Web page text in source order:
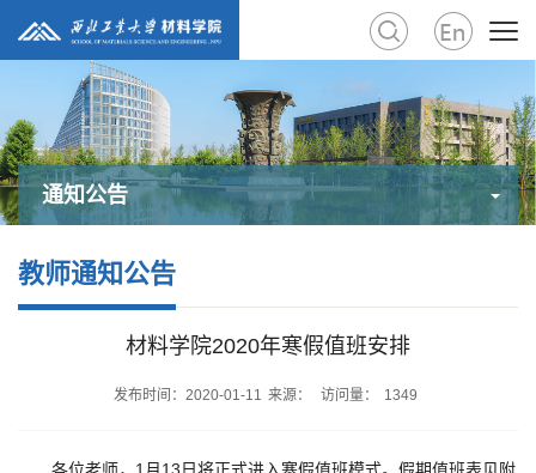
通知公告
教师通知公告
材料学院2020年寒假值班安排
发布时间：2020-01-11 来源： 访问量： 1349